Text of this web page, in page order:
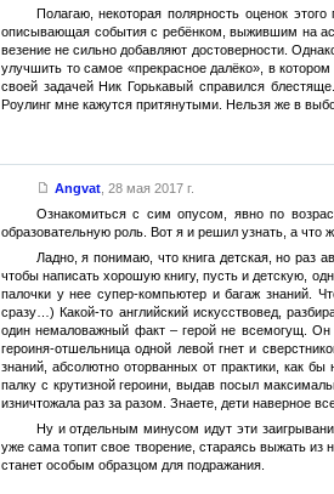
Полагаю, некоторая полярность оценок
описывающая события с ребёнком, выжившим на
везение не сильно добавляют достоверности.
улучшить то самое «прекрасное далёко», в
своей задачей Ник Горькавый справился
Роулинг мне кажутся притянутыми. Нельзя же в
Angvat, 28 мая 2017 г.
Ознакомиться с сим опусом, явно по
образовательную роль. Вот я и решил узнать, а что
Ладно, я понимаю, что книга детская, но раз
чтобы написать хорошую книгу, пусть и детскую,
палочки у нее супер-компьютер и багаж знаний.
сразу…) Какой-то английский искусствовед,
один немаловажный факт – герой не всемогущ.
героиня-отшельница одной левой гнет и
знаний, абсолютно оторванных от практики, как
палку с крутизной героини, выдав посыл
изничтожала раз за разом. Знаете, дети наверное
Ну и отдельным минусом идут эти
уже сама топит свое творение, стараясь выжать
станет особым образцом для подражания.